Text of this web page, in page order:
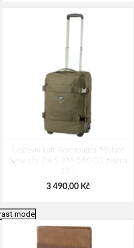
Cestovní kufr Aeronautica Militare
New city 2w S AM-546-33 zelená
33 L
3 490,00 Kč
mode